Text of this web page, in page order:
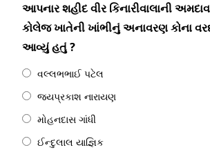
આપનાર શહીદ વીર કિનારીવાલાની
કોલેજ ખાતેની ખાંભીનું અનાવરણ કોના
આવ્યું હતું ?
વલ્લભભાઈ પટેલ
જયપ્રકાશ નારાયણ
મોહનદાસ ગાંધી
ઈન્દુલાલ યાજ્ઞિક